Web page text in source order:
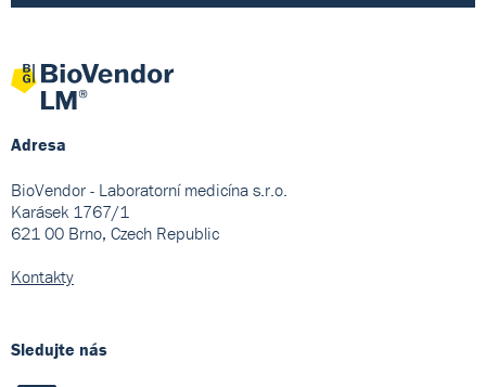
Adresa
BioVendor - Laboratorní medicína s.r.o.
Karásek 1767/1
621 00 Brno, Czech Republic
Kontakty
Sledujte nás